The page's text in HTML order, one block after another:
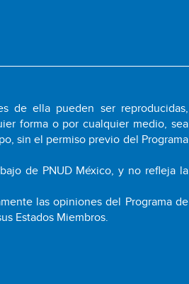
de ella pueden ser reproducidas,
forma o por cualquier medio, sea
sin el permiso previo del Programa
de PNUD México, y no refleja la
las opiniones del Programa de
Estados Miembros.